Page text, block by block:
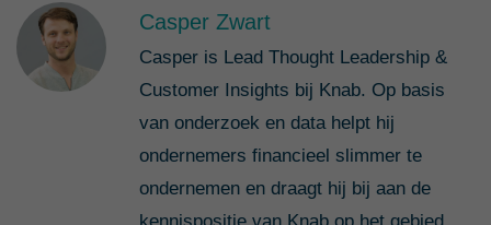
Casper Zwart
Casper is Lead Thought Leadership &
Customer Insights bij Knab. Op basis
van onderzoek en data helpt hij
ondernemers financieel slimmer te
ondernemen en draagt hij bij aan de
kennispositie van Knab op het gebied